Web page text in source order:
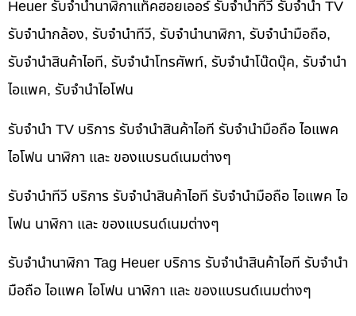
Heuer รับจำนำนาฬิกาแท็คฮอยเออร์ รับจำนำทีวี รับจำนำ TV
รับจำนำกล้อง, รับจำนำทีวี, รับจำนำนาฬิกา, รับจำนำมือถือ,
รับจำนำสินค้าไอที, รับจำนำโทรศัพท์, รับจำนำโน๊ดบุ๊ค, รับจำนำ
ไอแพค, รับจำนำไอโฟน
รับจำนำ TV บริการ รับจำนำสินค้าไอที รับจำนำมือถือ ไอแพค
ไอโฟน นาฬิกา และ ของแบรนด์เนมต่างๆ
รับจำนำทีวี บริการ รับจำนำสินค้าไอที รับจำนำมือถือ ไอแพค ไอ
โฟน นาฬิกา และ ของแบรนด์เนมต่างๆ
รับจำนำนาฬิกา Tag Heuer บริการ รับจำนำสินค้าไอที รับจำนำ
มือถือ ไอแพค ไอโฟน นาฬิกา และ ของแบรนด์เนมต่างๆ